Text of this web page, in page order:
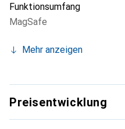
Funktionsumfang
MagSafe
Mehr anzeigen
Preisentwicklung